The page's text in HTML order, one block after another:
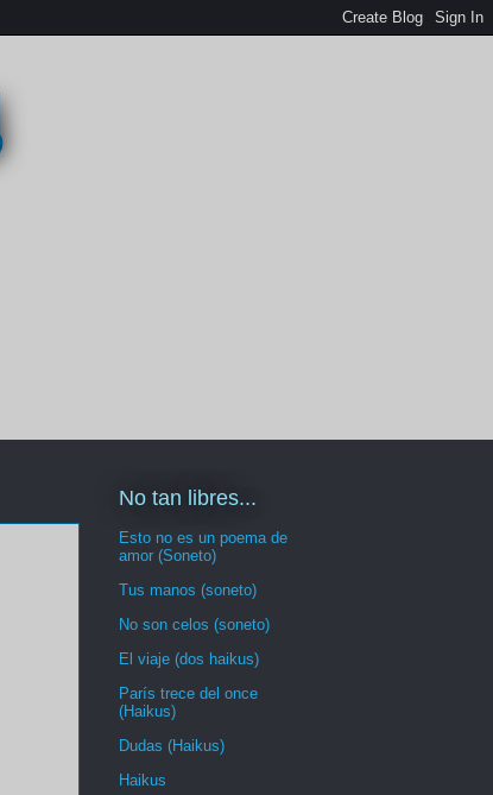
No tan libres...
Esto no es un poema de
amor (Soneto)
Tus manos (soneto)
No son celos (soneto)
El viaje (dos haikus)
París trece del once
(Haikus)
Dudas (Haikus)
Haikus